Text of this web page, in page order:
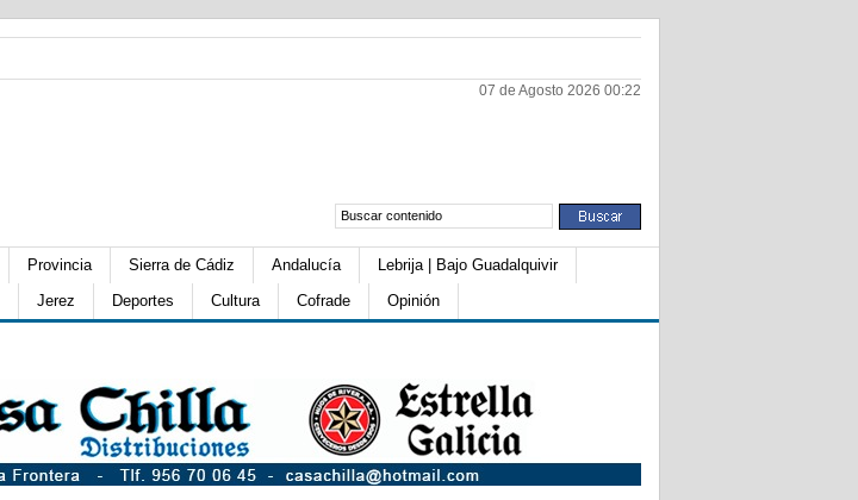
07 de Agosto 2026 00:22
Provincia Sierra de Cádiz Andalucía
Lebrija | Bajo Guadalquivir
Jerez Deportes Cultura Cofrade Opinión